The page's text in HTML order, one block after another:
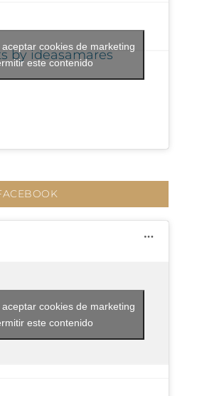
by ideasamares
cookies de marketing
este contenido
cookies de marketing
este contenido